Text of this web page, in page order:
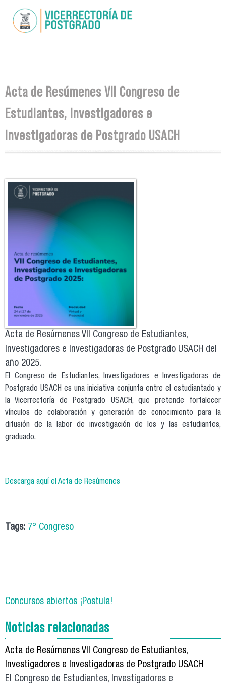
contenido
Se encuentra usted aquí
Acta de Resúmenes VII Congreso de
Estudiantes, Investigadores e
Investigadoras de Postgrado USACH
Acta de Resúmenes VII Congreso de Estudiantes,
Investigadores e Investigadoras de Postgrado USACH del
año 2025.
El Congreso de Estudiantes, Investigadores e Investigadoras de
Postgrado USACH es una iniciativa conjunta entre el estudiantado y
la Vicerrectoría de Postgrado USACH, que pretende fortalecer
vínculos de colaboración y generación de conocimiento para la
difusión de la labor de investigación de los y las estudiantes,
graduado.
Descarga aquí el Acta de Resúmenes
Tags: 7° Congreso
Concursos abiertos ¡Postula!
Noticias relacionadas
Acta de Resúmenes VII Congreso de Estudiantes,
Investigadores e Investigadoras de Postgrado USACH
El Congreso de Estudiantes, Investigadores e